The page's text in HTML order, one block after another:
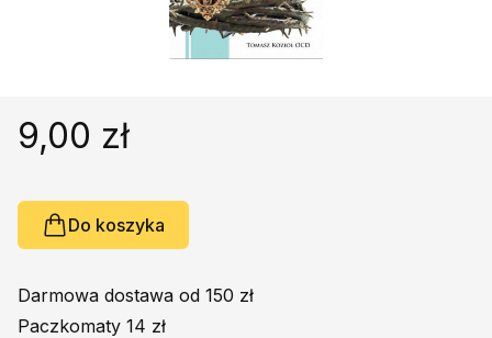
Promocja
9,00 zł
Do koszyka
Darmowa dostawa od 150 zł
Paczkomaty 14 zł